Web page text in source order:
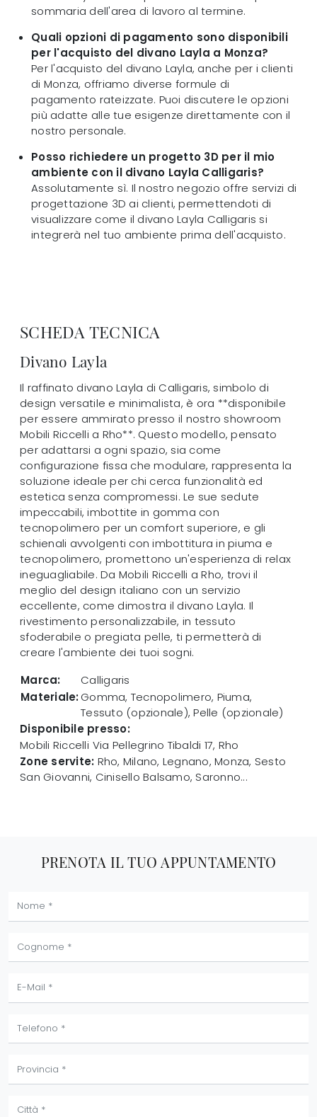
sommaria dell'area di lavoro al termine.
Quali opzioni di pagamento sono disponibili
per l'acquisto del divano Layla a Monza?
Per l'acquisto del divano Layla, anche per i clienti
di Monza, offriamo diverse formule di
pagamento rateizzate. Puoi discutere le opzioni
più adatte alle tue esigenze direttamente con il
nostro personale.
Posso richiedere un progetto 3D per il mio
ambiente con il divano Layla Calligaris?
Assolutamente sì. Il nostro negozio offre servizi di
progettazione 3D ai clienti, permettendoti di
visualizzare come il divano Layla Calligaris si
integrerà nel tuo ambiente prima dell'acquisto.
SCHEDA TECNICA
Divano Layla
Il raffinato divano Layla di Calligaris, simbolo di
design versatile e minimalista, è ora **disponibile
per essere ammirato presso il nostro showroom
Mobili Riccelli a Rho**. Questo modello, pensato
per adattarsi a ogni spazio, sia come
configurazione fissa che modulare, rappresenta la
soluzione ideale per chi cerca funzionalità ed
estetica senza compromessi. Le sue sedute
impeccabili, imbottite in gomma con
tecnopolimero per un comfort superiore, e gli
schienali avvolgenti con imbottitura in piuma e
tecnopolimero, promettono un'esperienza di relax
ineguagliabile. Da Mobili Riccelli a Rho, trovi il
meglio del design italiano con un servizio
eccellente, come dimostra il divano Layla. Il
rivestimento personalizzabile, in tessuto
sfoderabile o pregiata pelle, ti permetterà di
creare l'ambiente dei tuoi sogni.
Marca:
Calligaris
Materiale:Gomma, Tecnopolimero, Piuma,
Tessuto (opzionale), Pelle (opzionale)
Disponibile presso:
Mobili Riccelli Via Pellegrino Tibaldi 17, Rho
Zone servite: Rho, Milano, Legnano, Monza, Sesto
San Giovanni, Cinisello Balsamo, Saronno...
PRENOTA IL TUO APPUNTAMENTO